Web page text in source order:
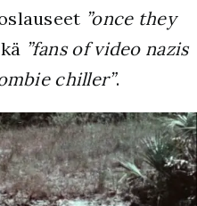
”once they
”fans of video nazis
chiller”.